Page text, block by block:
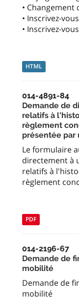
• Changement
• Inscrivez-
• Inscrivez-
HTML
014-4891-84
Demande de
relatifs à
règlement
présentée par
Le formulaire
directement à
relatifs à
règlement
PDF
014-2196-67
Demande de
mobilité
Demande de
mobilité